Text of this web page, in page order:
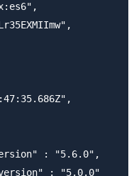
: "5.6.0",
: "5.0.0"